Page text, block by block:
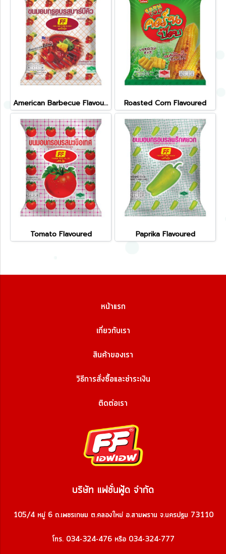
American Barbecue Flavoured Roasted Corn Flavoured
Tomato Flavoured Paprika Flavoured
หน้าแรก
เกี่ยวกับเรา
สินค้าของเรา
วิธีการสั่งซื้อและชำระเงิน
ติดต่อเรา
บริษัท แฟชั่นฟู้ด จำกัด
105/4 หมู่ 6 ถ.เพชรเกษม ต.คลองใหม่ อ.สามพราน จ.นครปฐม 73110
โทร. 034-324-476 หรือ 034-324-777